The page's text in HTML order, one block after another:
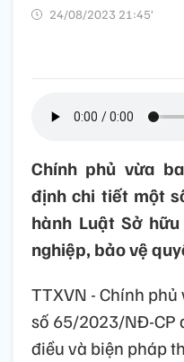
24/08/2023 21:45’
Chính phủ vừa
định chi tiết một
hành Luật Sở
nghiệp, bảo vệ
TTXVN - Chính
số 65/2023/NĐ-CP
điều và biện pháp